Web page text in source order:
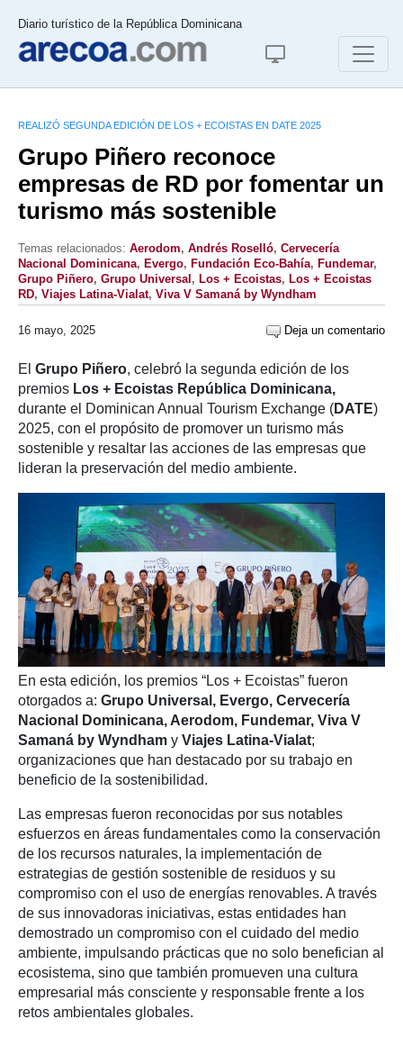
Diario turístico de la República Dominicana
REALIZÓ SEGUNDA EDICIÓN DE LOS + ECOISTAS EN DATE 2025
Grupo Piñero reconoce
empresas de RD por fomentar un
turismo más sostenible
Temas relacionados: Aerodom, Andrés Roselló, Cervecería
Nacional Dominicana, Evergo, Fundación Eco-Bahía, Fundemar,
Grupo Piñero, Grupo Universal , Los + Ecoistas, Los + Ecoistas
RD, Viajes Latina-Vialat, Viva V Samaná by Wyndham
16 mayo, 2025 Deja un comentario
El Grupo Piñero, celebró la segunda edición de los
premios Los + Ecoistas República Dominicana,
durante el Dominican Annual Tourism Exchange (DATE)
2025, con el propósito de promover un turismo más
sostenible y resaltar las acciones de las empresas que
lideran la preservación del medio ambiente.
En esta edición, los premios “Los + Ecoistas” fueron
otorgados a: Grupo Universal, Evergo, Cervecería
Nacional Dominicana, Aerodom, Fundemar, Viva V
Samaná by Wyndham y Viajes Latina-Vialat;
organizaciones que han destacado por su trabajo en
beneficio de la sostenibilidad.
Las empresas fueron reconocidas por sus notables
esfuerzos en áreas fundamentales como la conservación
de los recursos naturales, la implementación de
estrategias de gestión sostenible de residuos y su
compromiso con el uso de energías renovables. A través
de sus innovadoras iniciativas, estas entidades han
demostrado un compromiso con el cuidado del medio
ambiente, impulsando prácticas que no solo benefician al
ecosistema, sino que también promueven una cultura
empresarial más consciente y responsable frente a los
retos ambientales globales.